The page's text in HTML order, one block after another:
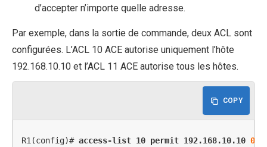
d’accepter n’importe quelle adresse.
Par exemple, dans la sortie de commande, deux ACL sont
configurées. L’ACL 10 ACE autorise uniquement l’hôte
192.168.10.10 et l’ACL 11 ACE autorise tous les hôtes.
COPY
R1(config)# access-list 10 permit 192.168.10.10